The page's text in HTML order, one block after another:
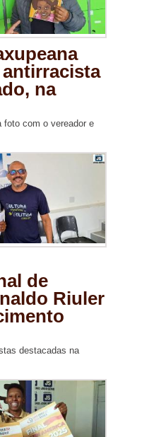
na
foto com o vereador e
de
Riuler
destacadas na